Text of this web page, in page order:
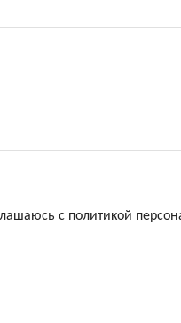
с политикой